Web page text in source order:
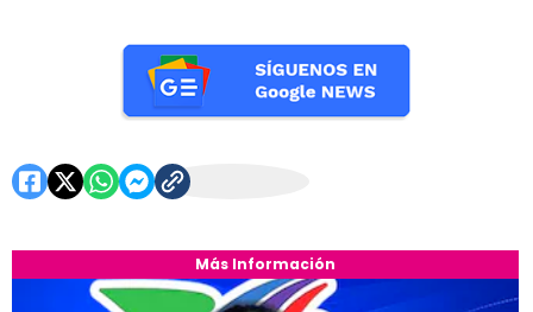
Más Información